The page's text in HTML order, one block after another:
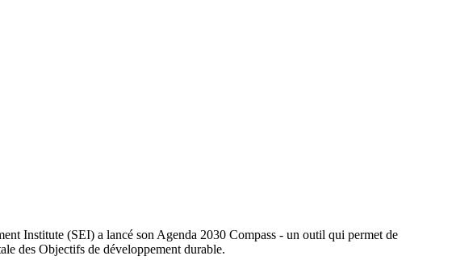
Institute (SEI) a lancé son Agenda 2030 Compass - un outil qui permet de
des Objectifs de développement durable.